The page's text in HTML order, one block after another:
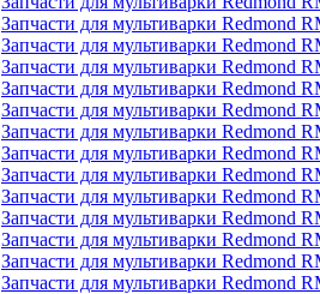
Запчасти для мультиварки Redmond
Запчасти для мультиварки Redmond
Запчасти для мультиварки Redmond
Запчасти для мультиварки Redmond
Запчасти для мультиварки Redmond
Запчасти для мультиварки Redmond
Запчасти для мультиварки Redmond
Запчасти для мультиварки Redmond
Запчасти для мультиварки Redmond
Запчасти для мультиварки Redmond
Запчасти для мультиварки Redmond
Запчасти для мультиварки Redmond
Запчасти для мультиварки Redmond